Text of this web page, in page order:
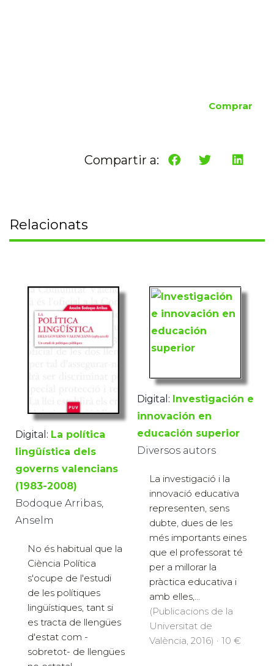
Comprar
Compartir a:
Relacionats
Digital: La política
lingüística dels
governs valencians
(1983-2008)
Bodoque Arribas,
Anselm
No és habitual que la
Ciència Política
s'ocupe de l'estudi
de les polítiques
lingüístiques, tant si
es tracta de llengües
d'estat com -
sobretot- de llengües
Digital: Investigación e
innovación en
educación superior
Diversos autors
La investigació i la
innovació educativa
representen, sens
dubte, dues de les
més importants eines
que el professorat té
per a millorar la
pràctica educativa i
amb elles,...
(Publicacions de la
Universitat de
València, 2016) · 10 €